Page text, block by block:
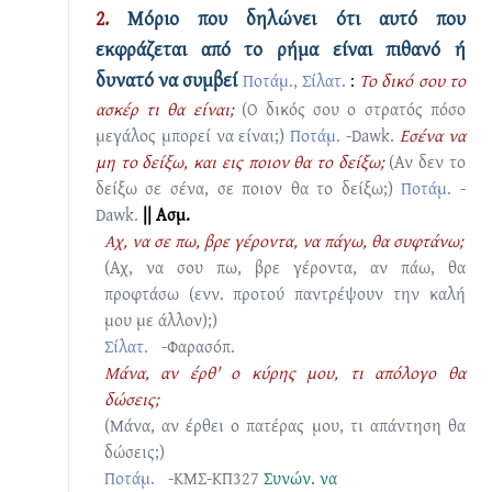
2.Μόριο που δηλώνει ότι αυτό που
εκφράζεται από το ρήμα είναι πιθανό ή
δυνατό να συμβείΠοτάμ., Σίλατ. : Το δικό σου το
ασκέρ τι θα είναι; (Ο δικός σου ο στρατός πόσο
μεγάλος μπορεί να είναι;)Ποτάμ. -Dawk. Εσένα να
μη το δείξω, και εις ποιον θα το δείξω; (Αν δεν το
δείξω σε σένα, σε ποιον θα το δείξω;)Ποτάμ. -
Dawk. || Ασμ.
Αχ, να σε πω, βρε γέροντα, να πάγω, θα συφτάνω;
(Αχ, να σου πω, βρε γέροντα, αν πάω, θα
προφτάσω (ενν. προτού παντρέψουν την καλή
μου με άλλον);)
Σίλατ. -Φαρασόπ.
Μάνα, αν έρθ' ο κύρης μου, τι απόλογο θα
δώσεις;
(Μάνα, αν έρθει ο πατέρας μου, τι απάντηση θα
δώσεις;)
Ποτάμ. -ΚΜΣ-ΚΠ327 Συνών. να